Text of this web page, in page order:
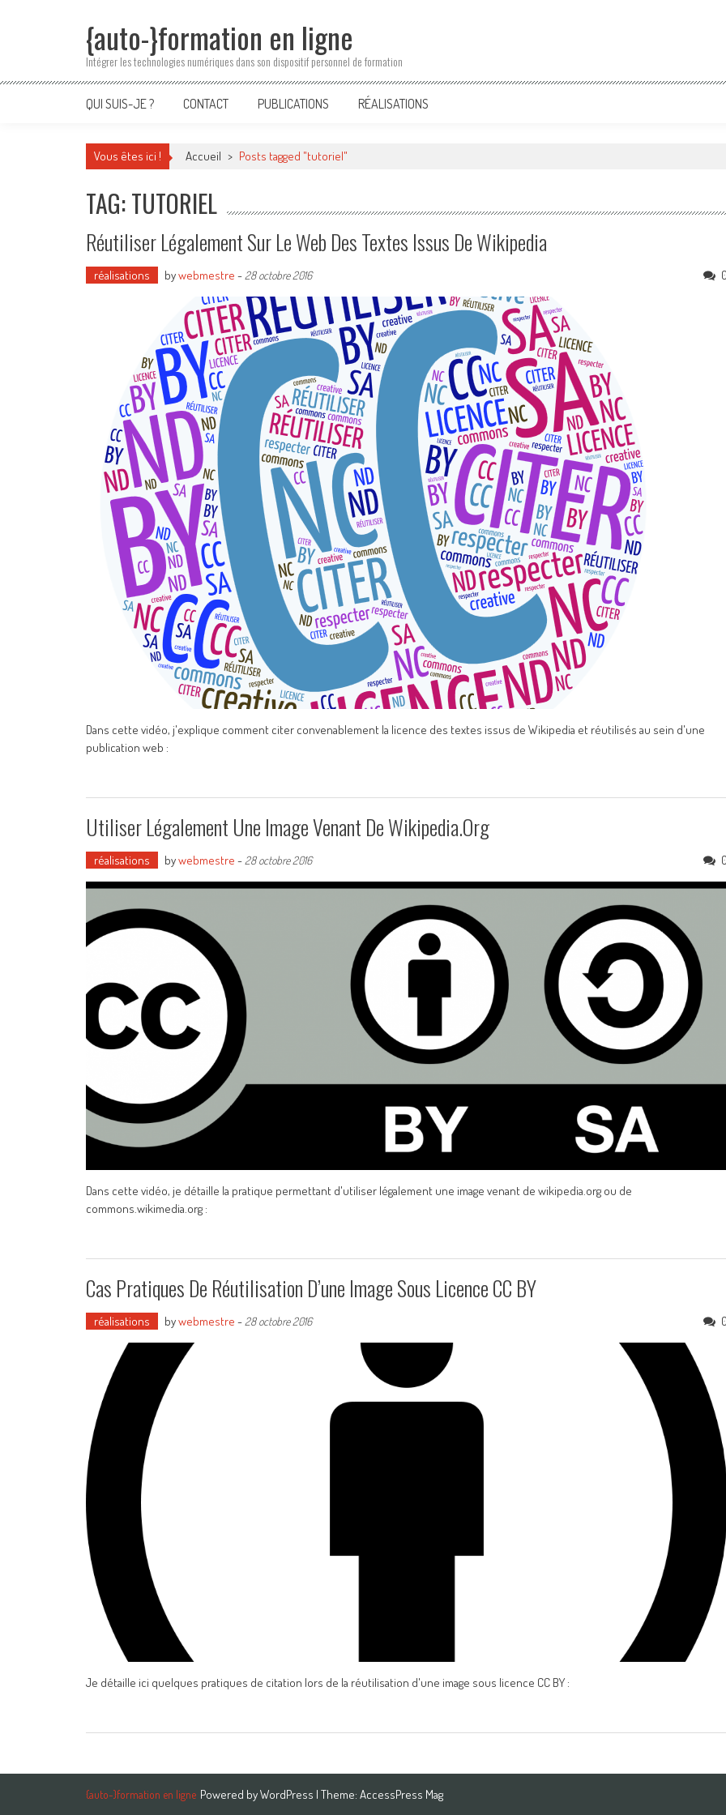
{auto-}formation en ligne
Intégrer les technologies numériques dans son dispositif personnel de formation
QUI SUIS-JE ? CONTACT PUBLICATIONS RÉALISATIONS
Vous êtes ici ! Accueil > Posts tagged "tutoriel"
TAG: TUTORIEL
Réutiliser Légalement Sur Le Web Des Textes Issus De Wikipedia
réalisations bywebmestre - 28 octobre 2016
Dans cette vidéo, j'explique comment citer convenablement la licence des textes issus de Wikipedia et réutilisés au sein d'une
publication web :
Utiliser Légalement Une Image Venant De Wikipedia.org
réalisations bywebmestre - 28 octobre 2016
Dans cette vidéo, je détaille la pratique permettant d'utiliser légalement une image venant de wikipedia.org ou de
commons.wikimedia.org :
Cas Pratiques De Réutilisation D’une Image Sous Licence CC BY
réalisations bywebmestre - 28 octobre 2016
Je détaille ici quelques pratiques de citation lors de la réutilisation d'une image sous licence CC BY :
{auto-}formation en ligne Powered byWordPress | Theme: AccessPress Mag